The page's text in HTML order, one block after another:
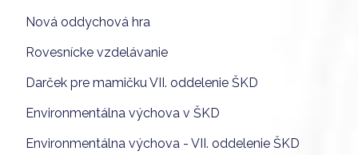
Nová oddychová hra
Rovesnícke vzdelávanie
Darček pre mamičku VII. oddelenie ŠKD
Environmentálna výchova v ŠKD
Environmentálna výchova - VII. oddelenie ŠKD